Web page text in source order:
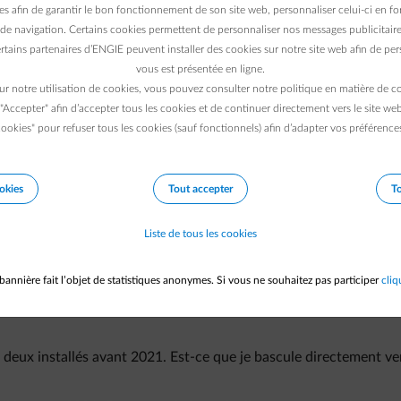
appliqué dès que vous acceptez le contrat
sur le tarif d'injection lié à votre contrat d'énergie, vous
profiter de nos conditions avantageuses pour votre
de prélèvement ?
prosumer et le nouveau système, avec tarif d'injection ?
installés avant 2021. Est-ce que je bascule directement
afin de garantir le bon fonctionnement de son site web, personnaliser celui-ci en
navigation. Certains cookies permettent de personnaliser nos messages
partenaires d’ENGIE peuvent installer des cookies sur notre site web afin de
vous est présentée en ligne.
notre utilisation de cookies, vous pouvez consulter notre politique en matière de
"Accepter" afin d’accepter tous les cookies et de continuer directement vers le site
pour refuser tous les cookies (sauf fonctionnels) afin d’adapter vos
Tout accepter
Liste de tous les cookies
fait l’objet de statistiques anonymes. Si vous ne souhaitez pas participer